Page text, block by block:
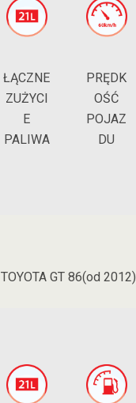
ŁĄCZNE
ZUŻYCI
E
PALIWA
PRĘDK
OŚĆ
POJAZ
DU
TOYOTA GT 86(od 2012)